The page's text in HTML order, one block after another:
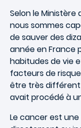
Selon le Ministère
nous sommes
de sauver des
année en France
habitudes de vie
facteurs de
être très différent
avait procédé à
Le cancer est